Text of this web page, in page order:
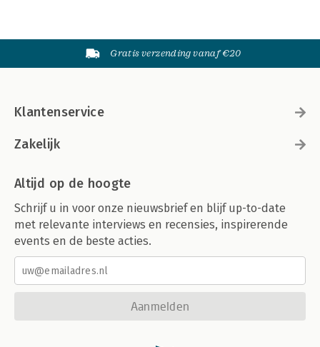
Gratis verzending vanaf €20
Klantenservice
Zakelijk
Altijd op de hoogte
Schrijf u in voor onze nieuwsbrief en blijf up-to-date
met relevante interviews en recensies, inspirerende
events en de beste acties.
Aanmelden